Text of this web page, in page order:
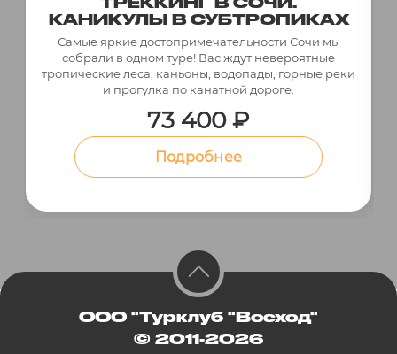
КАНИКУЛЫ В СУБТРОПИКАХ
Самые яркие достопримечательности Сочи мы
собрали в одном туре! Вас ждут невероятные
тропические леса, каньоны, водопады, горные реки
и прогулка по канатной дороге.
73 400 ₽
Подробнее
ООО "Турклуб "Восход"
© 2011-2026